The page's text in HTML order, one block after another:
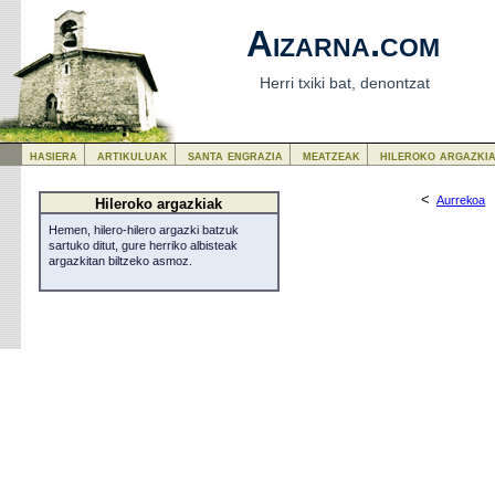
Aizarna.com
Herri txiki bat, denontzat
<Aurrekoa
Hileroko argazkiak
Hemen, hilero-hilero argazki batzuk
sartuko ditut, gure herriko albisteak
argazkitan biltzeko asmoz.
hasiera artikuluak santa engrazia meatzeak hileroko